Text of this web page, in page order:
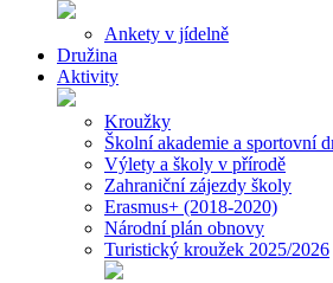
Ankety v jídelně
Družina
Aktivity
Kroužky
Školní akademie a sportovní
Výlety a školy v přírodě
Zahraniční zájezdy školy
Erasmus+ (2018-2020)
Národní plán obnovy
Turistický kroužek 2025/2026